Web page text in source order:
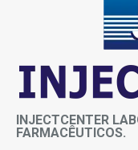
INJECTCENTER
FARMACÊUTICOS.